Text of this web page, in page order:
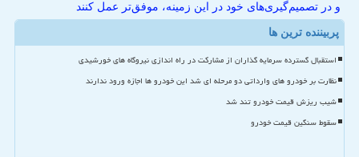
و در تصمیم‌گیری‌های خود در این زمینه، موفق‌تر عمل کنند
پربیننده ترین ها
استقبال گسترده سرمایه گذاران از مشارکت در راه اندازی نیروگاه های خورشیدی
نظارت بر خودرو های وارداتی دو مرحله ای شد این خودرو ها اجازه ورود ندارند
شیب ریزش قیمت خودرو تند شد
سقوط سنگین قیمت خودرو